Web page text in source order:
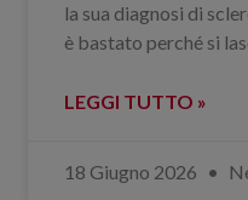
la sua diagnosi di
è bastato perché si
LEGGI TUTTO »
18 Giugno 2026